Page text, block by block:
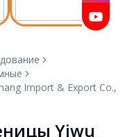
Import & Export Co.,
Yiwu